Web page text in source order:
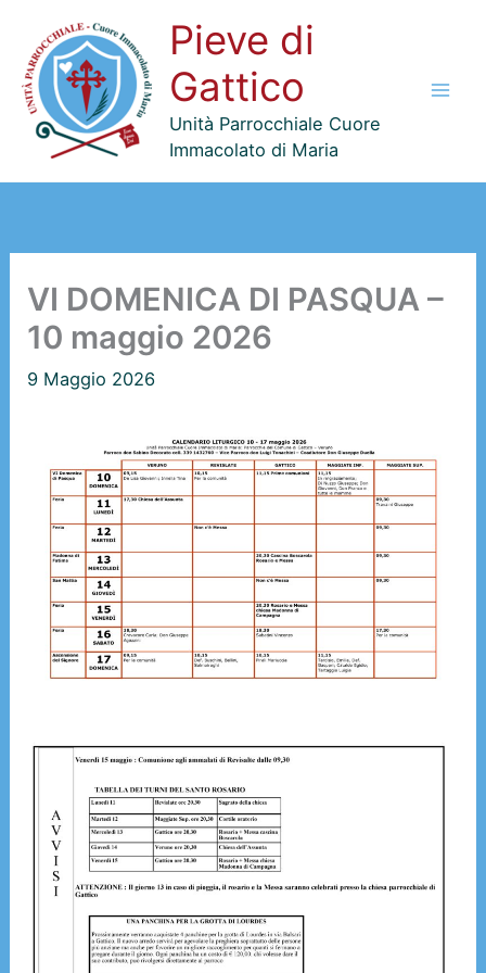
contenuto
Pieve di
Gattico
Unità Parrocchiale Cuore
Immacolato di Maria
VI DOMENICA DI PASQUA –
10 maggio 2026
9 Maggio 2026